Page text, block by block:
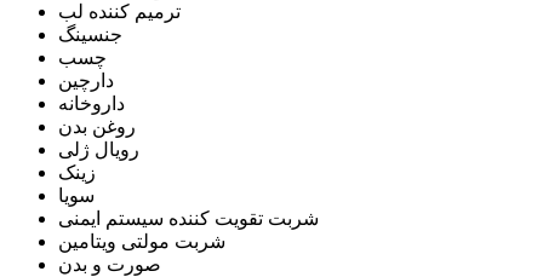
ترمیم کننده لب
جنسینگ
چسب
دارچین
داروخانه
روغن بدن
رویال ژلی
زینک
سویا
شربت تقویت کننده سیستم ایمنی
شربت مولتی ویتامین
صورت و بدن